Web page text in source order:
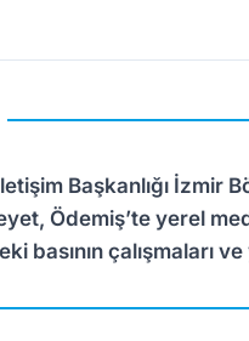
Başkanlığı İzmir
Ödemiş’te yerel
basının çalışmaları